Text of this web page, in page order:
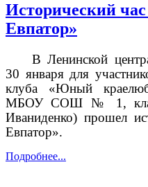
Исторический
Евпатор»
В Ленинской
30 января для
клуба «Юный
МБОУ СОШ № 1,
Иваниденко) прошел
Евпатор».
Подробнее...